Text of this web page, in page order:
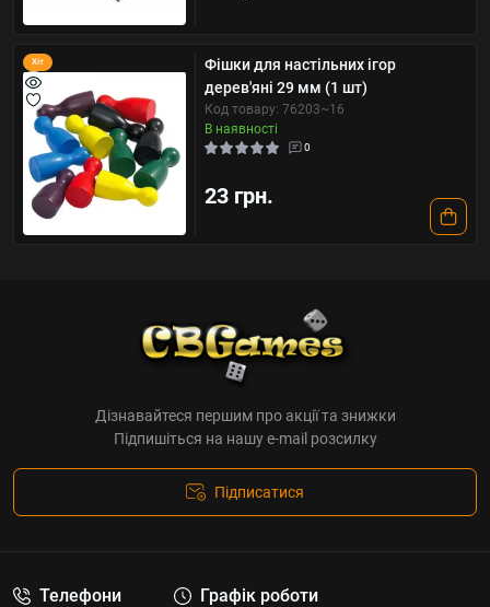
Хіт
Фішки для настільних ігор
дерев'яні 29 мм (1 шт)
Код товару: 76203~16
В наявності
0
23 грн.
Дізнавайтеся першим про акції та знижки
Підпишіться на нашу e-mail розсилку
Підписатися
Телефони Графік роботи